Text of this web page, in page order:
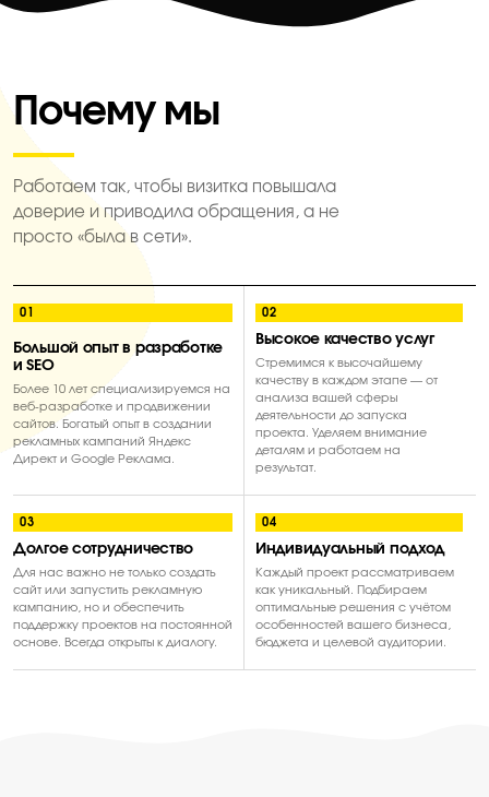
Почему мы
Работаем так, чтобы визитка повышала
доверие и приводила обращения, а не
просто «была в сети».
01
Большой опыт в разработке
и SEO
Более 10 лет специализируемся на
веб-разработке и продвижении
сайтов. Богатый опыт в создании
рекламных кампаний Яндекс
Директ и Google Реклама.
02
Высокое качество услуг
Стремимся к высочайшему
качеству в каждом этапе — от
анализа вашей сферы
деятельности до запуска
проекта. Уделяем внимание
деталям и работаем на
результат.
03
Долгое сотрудничество
Для нас важно не только создать
сайт или запустить рекламную
кампанию, но и обеспечить
поддержку проектов на постоянной
основе. Всегда открыты к диалогу.
04
Индивидуальный подход
Каждый проект рассматриваем
как уникальный. Подбираем
оптимальные решения с учётом
особенностей вашего бизнеса,
бюджета и целевой аудитории.